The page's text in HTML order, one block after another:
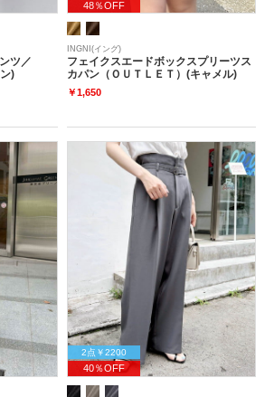
ツ／
)
48％OFF
INGNI(イング)
フェイクスエードボックスプリーツス
カパン（ＯＵＴＬＥＴ）(キャメル)
￥1,650
2点￥2200
40％OFF